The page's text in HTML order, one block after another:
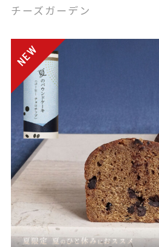
チーズガーデン